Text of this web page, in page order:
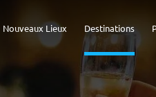
Destinations
Nouveaux Lieux